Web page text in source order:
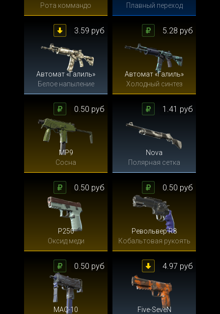
Рота коммандо
Плавный переход
Автомат «Галиль»
Белое напыление
3.59 руб
Автомат «Галиль»
Холодный синтез
5.28 руб
MP9
Сосна
0.50 руб
Nova
Полярная сетка
1.41 руб
P250
Оксид меди
0.50 руб
Револьвер R8
Кобальтовая рукоять
0.50 руб
MAC-10
0.50 руб
Five-SeveN
4.97 руб